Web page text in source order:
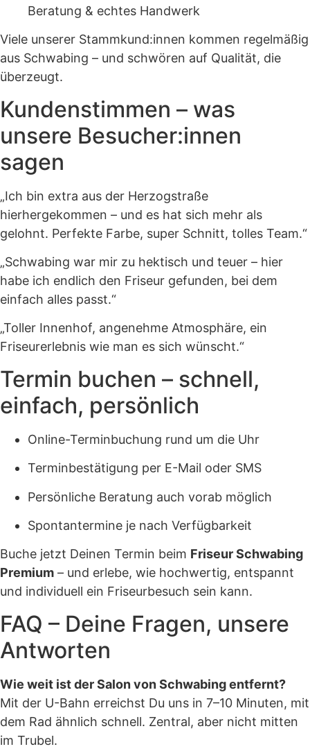
Beratung & echtes Handwerk
Viele unserer Stammkund:innen kommen regelmäßig
aus Schwabing – und schwören auf Qualität, die
überzeugt.
Kundenstimmen – was
unsere Besucher:innen
sagen
„Ich bin extra aus der Herzogstraße
hierhergekommen – und es hat sich mehr als
gelohnt. Perfekte Farbe, super Schnitt, tolles Team.“
„Schwabing war mir zu hektisch und teuer – hier
habe ich endlich den Friseur gefunden, bei dem
einfach alles passt.“
„Toller Innenhof, angenehme Atmosphäre, ein
Friseurerlebnis wie man es sich wünscht.“
Termin buchen – schnell,
einfach, persönlich
Online-Terminbuchung rund um die Uhr
Terminbestätigung per E-Mail oder SMS
Persönliche Beratung auch vorab möglich
Spontantermine je nach Verfügbarkeit
Buche jetzt Deinen Termin beim Friseur Schwabing
Premium – und erlebe, wie hochwertig, entspannt
und individuell ein Friseurbesuch sein kann.
FAQ – Deine Fragen, unsere
Antworten
Wie weit ist der Salon von Schwabing entfernt?
Mit der U-Bahn erreichst Du uns in 7–10 Minuten, mit
dem Rad ähnlich schnell. Zentral, aber nicht mitten
im Trubel.